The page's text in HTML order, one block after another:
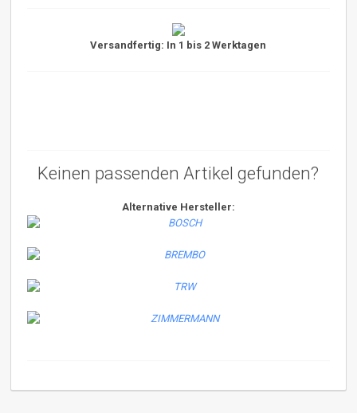
Versandfertig: In 1 bis 2 Werktagen
Keinen passenden Artikel gefunden?
Alternative Hersteller: